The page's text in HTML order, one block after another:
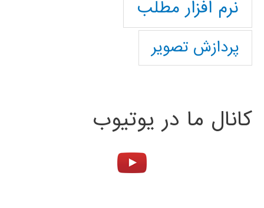
نرم افزار مطلب
پردازش تصویر
کانال ما در یوتیوب